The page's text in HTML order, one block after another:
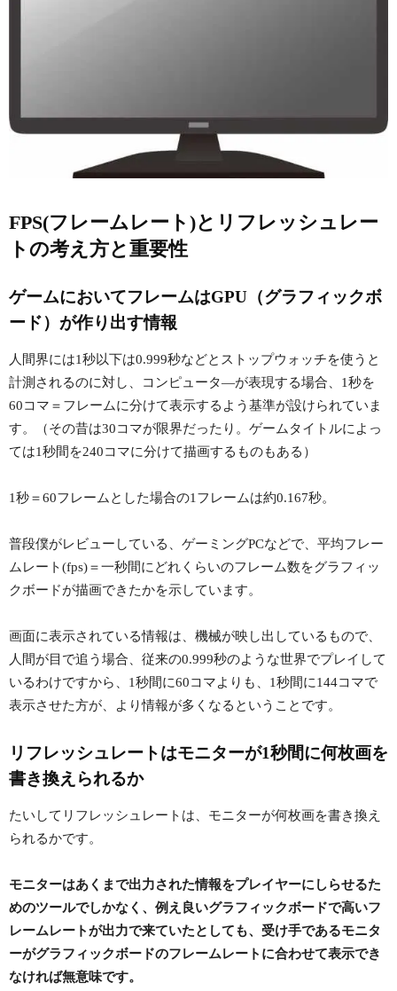
FPS(フレームレート)とリフレッシュレー
トの考え方と重要性
ゲームにおいてフレームはGPU（グラフィックボ
ード）が作り出す情報
人間界には1秒以下は0.999秒などとストップウォッチを使うと
計測されるのに対し、コンピュータ―が表現する場合、1秒を
60コマ＝フレームに分けて表示するよう基準が設けられていま
す。（その昔は30コマが限界だったり。ゲームタイトルによっ
ては1秒間を240コマに分けて描画するものもある）
1秒＝60フレームとした場合の1フレームは約0.167秒。
普段僕がレビューしている、ゲーミングPCなどで、平均フレー
ムレート(fps)＝一秒間にどれくらいのフレーム数をグラフィッ
クボードが描画できたかを示しています。
画面に表示されている情報は、機械が映し出しているもので、
人間が目で追う場合、従来の0.999秒のような世界でプレイして
いるわけですから、1秒間に60コマよりも、1秒間に144コマで
表示させた方が、より情報が多くなるということです。
リフレッシュレートはモニターが1秒間に何枚画を
書き換えられるか
たいしてリフレッシュレートは、モニターが何枚画を書き換え
られるかです。
モニターはあくまで出力された情報をプレイヤーにしらせるた
めのツールでしかなく、例え良いグラフィックボードで高いフ
レームレートが出力で来ていたとしても、受け手であるモニタ
ーがグラフィックボードのフレームレートに合わせて表示でき
なければ無意味です。